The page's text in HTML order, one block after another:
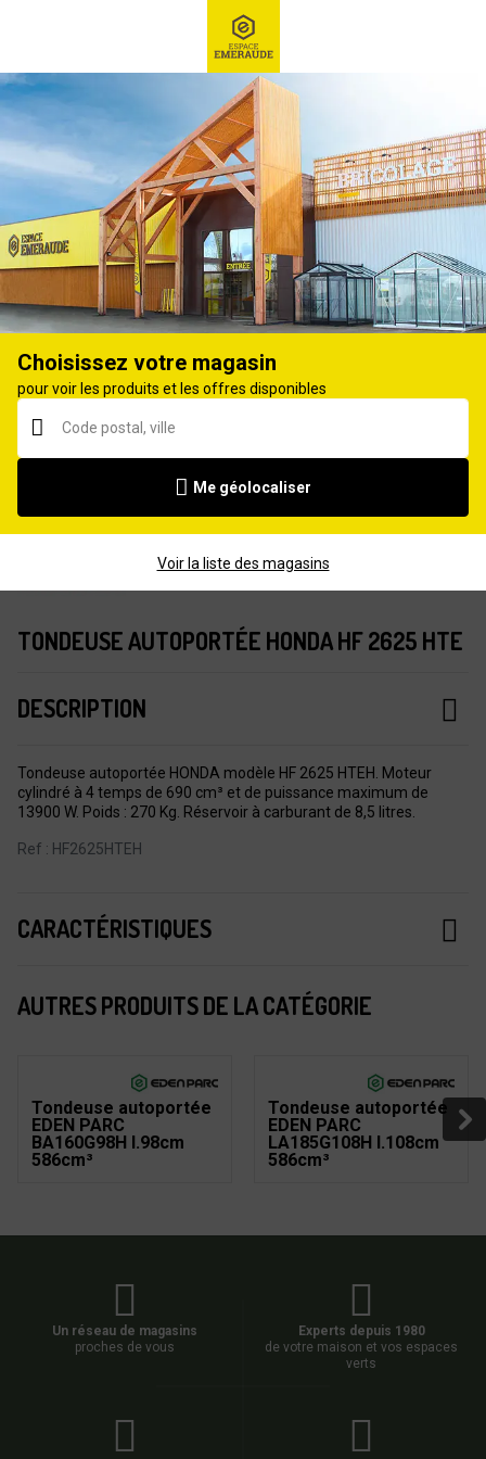
Ex : Robot tondeuse, ...
Tracteur tondeuse
TONDEUSE AUTOPORTÉE HONDA HF 2625 HTE
DESCRIPTION
Tondeuse autoportée HONDA modèle HF 2625 HTEH. Moteur
cylindré à 4 temps de 690 cm³ et de puissance maximum de
13900 W. Poids : 270 Kg. Réservoir à carburant de 8,5 litres.
Ref : HF2625HTEH
CARACTÉRISTIQUES
AUTRES PRODUITS DE LA CATÉGORIE
Tondeuse autoportée
EDEN PARC
BA160G98H l.98cm
586cm³
Tondeuse autoportée
EDEN PARC
LA185G108H l.108cm
586cm³
Un réseau de magasins
proches de vous
Experts depuis 1980
de votre maison et vos espaces
verts
Choisissez votre magasin
pour voir les produits et les offres disponibles
Me géolocaliser
Voir la liste des magasins